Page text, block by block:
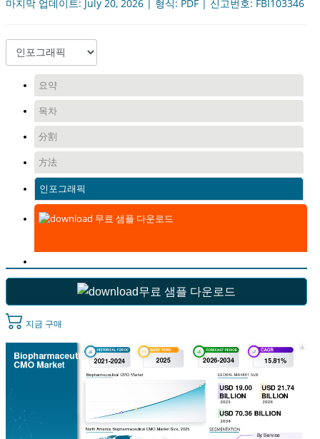
마지막 업데이트: July 20, 2026 | 형식: PDF | 신고번호: FBI103346
요약
목차
分割
方法
인포그래픽
무료 샘플 다운로드
무료 샘플 다운로드
지금 구매